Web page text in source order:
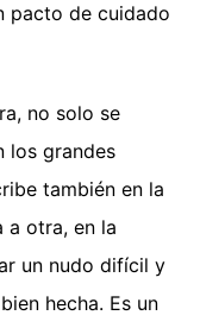
pacto de cuidado
no solo se
los grandes
también en la
a otra, en la
un nudo difícil y
hecha. Es un